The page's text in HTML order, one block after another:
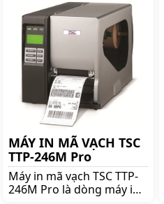
240 lên ngay shoppos.vn
để nhận được nhiều ưu
đãi và giá tốt!!
MÁY IN MÃ VẠCH TSC
TTP-246M Pro
Máy in mã vạch TSC TTP-
246M Pro là dòng máy in